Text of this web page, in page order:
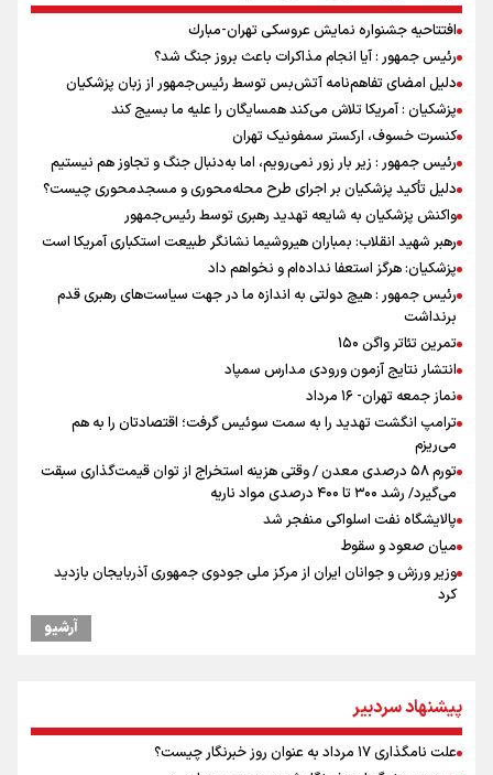
افتتاحیه جشنواره نمايش عروسكى تهران-مبارك
رئیس جمهور : آیا انجام مذاکرات باعث بروز جنگ شد؟
دلیل امضای تفاهم‌نامه آتش‌بس توسط رئیس‌جمهور از زبان پزشکیان
پزشکیان : آمریکا تلاش می‌کند همسایگان را علیه ما بسیج کند
کنسرت خسوف، ارکستر سمفونیک تهران
رئیس جمهور : زیر بار زور نمی‌رویم، اما به‌دنبال جنگ و تجاوز هم نیستیم
دلیل تأکید پزشکیان بر اجرای طرح محله‌محوری و مسجدمحوری چیست؟
واکنش پزشکیان به شایعه تهدید رهبری توسط رئیس‌جمهور
رهبر شهید انقلاب: بمباران هیروشیما نشانگر طبیعت استکباری آمریکا است
پزشکیان: هرگز استعفا نداده‌ام و نخواهم داد
رئیس جمهور : هیچ دولتی به اندازه ما در جهت سیاست‌های رهبری قدم
برنداشت
تمرین تئاتر واگن ۱۵۰
انتشار نتایج آزمون ورودی مدارس سمپاد
نماز جمعه تهران- ۱۶ مرداد
ترامپ انگشت تهدید را به سمت سوئیس گرفت؛ اقتصادتان را به هم
می‌ریزم
تورم ۵۸ درصدی معدن / وقتی هزینه استخراج از توان قیمت‌گذاری سبقت
می‌گیرد/ رشد ۳۰۰ تا ۴۰۰ درصدی مواد ناریه
پالایشگاه نفت اسلواکی منفجر شد
میان صعود و سقوط
وزیر ورزش و جوانان ایران از مرکز ملی جودوی جمهوری آذربایجان بازدید
کرد
موسی جنپو، بازیکن فصل گذشته استقلال به پانتولیکوس یونان پیوست
بازدید وزیر ورزش ایران از مجموعه ملی تیراندازی باکو یکی از مجهزترین
افزایش تعداد قربانیان تیراندازی در مدرسه تایلندی
ورزشکاران سنگنوردی
یمن، ایستاده در برابر تحریم و تجاوز
آرشیو
پیشنهاد سردبیر
علت نامگذاری ۱۷ مرداد به عنوان روز خبرنگار چیست؟